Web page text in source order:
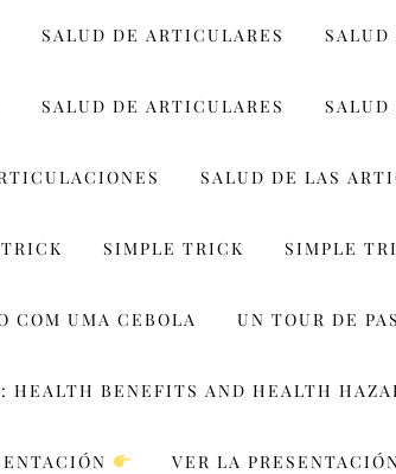
SALUD DE ARTICULARES SALUD
SALUD DE ARTICULARES SALUD
SALUD DE LAS
SIMPLE TRICK SIMPLE
COM UMA CEBOLA UN TOUR DE
HEALTH BENEFITS AND HEALTH
VER LA